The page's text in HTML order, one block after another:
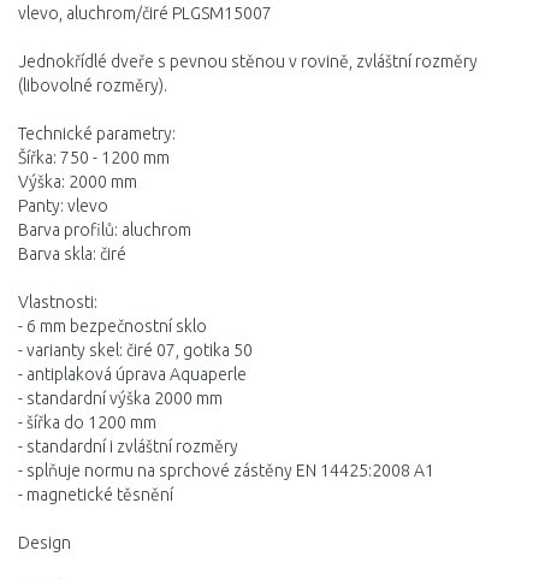
vlevo, aluchrom/čiré PLGSM15007
Jednokřídlé dveře s pevnou stěnou v rovině, zvláštní rozměry
(libovolné rozměry).
Technické parametry:
Šířka: 750 - 1200 mm
Výška: 2000 mm
Panty: vlevo
Barva profilů: aluchrom
Barva skla: čiré
Vlastnosti:
- 6 mm bezpečnostní sklo
- varianty skel: čiré 07, gotika 50
- antiplaková úprava Aquaperle
- standardní výška 2000 mm
- šířka do 1200 mm
- standardní i zvláštní rozměry
- splňuje normu na sprchové zástěny EN 14425:2008 A1
- magnetické těsnění
Design